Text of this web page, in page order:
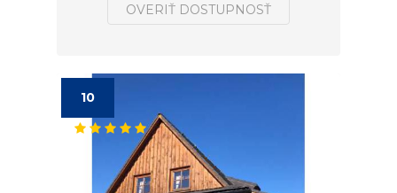
OVERIŤ DOSTUPNOSŤ
10